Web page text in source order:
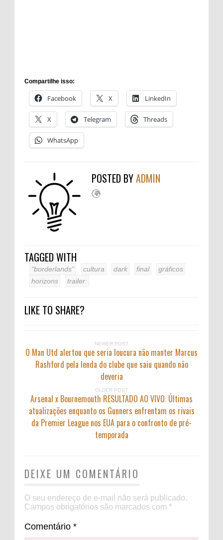
Compartilhe isso:
Facebook X LinkedIn
X Telegram Threads
WhatsApp
POSTED BYADMIN
TAGGED WITH
“borderlands” cultura dark final
gráficos
horizons
trailer:
LIKE TO SHARE?
NEWER POST
O Man Utd alertou que seria loucura não manter Marcus
Rashford pela lenda do clube que saiu quando não
deveria
OLDER POST
Arsenal x Bournemouth RESULTADO AO VIVO: Últimas
atualizações enquanto os Gunners enfrentam os rivais
da Premier League nos EUA para o confronto de pré-
temporada
DEIXE UM COMENTÁRIO
O seu endereço de e-mail não será publicado.
Campos obrigatórios são marcados com *
Comentário *